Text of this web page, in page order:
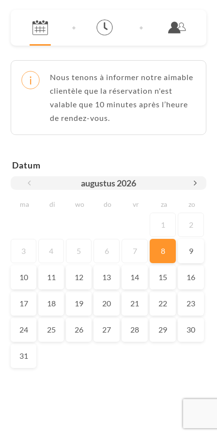
Nous tenons à informer notre aimable
clientèle que la réservation n'est
valable que 10 minutes après l’heure
de rendez-vous.
Datum
augustus2026
ma di wo do vr za zo
1 2
3 4 5 6 7 8 9
10 11 12 13 14 15 16
17 18 19 20 21 22 23
24 25 26 27 28 29 30
31